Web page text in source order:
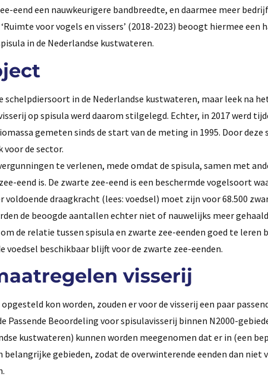
eend een nauwkeurigere bandbreedte, en daarmee meer
voor vogels en vissers’ (2018-2023) beoogt hiermee
in de Nederlandse kustwateren.
schelpdiersoort in de Nederlandse kustwateren, maar leek na
op spisula werd daarom stilgelegd. Echter, in 2017 werd
gemeten sinds de start van de meting in 1995. Door
voor de sector.
te verlenen, mede omdat de spisula, samen met
eend is. De zwarte zee-eend is een beschermde vogelsoort
draagkracht (lees: voedsel) moet zijn voor 68.500
de beoogde aantallen echter niet of nauwelijks meer
de relatie tussen spisula en zwarte zee-eenden goed te leren
voedsel beschikbaar blijft voor de zwarte zee-eenden.
visserij
kon worden, zouden er voor de visserij een paar
Passende Beoordeling voor spisulavisserij binnen N2000-
kustwateren) kunnen worden meegenomen dat er in (een
gebieden, zodat de overwinterende eenden dan niet